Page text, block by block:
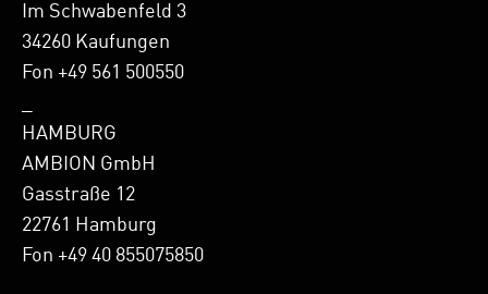
Im Schwabenfeld 3
34260 Kaufungen
Fon +49 561 500550
HAMBURG
AMBION GmbH
Gasstraße 12
22761 Hamburg
Fon +49 40 855075850